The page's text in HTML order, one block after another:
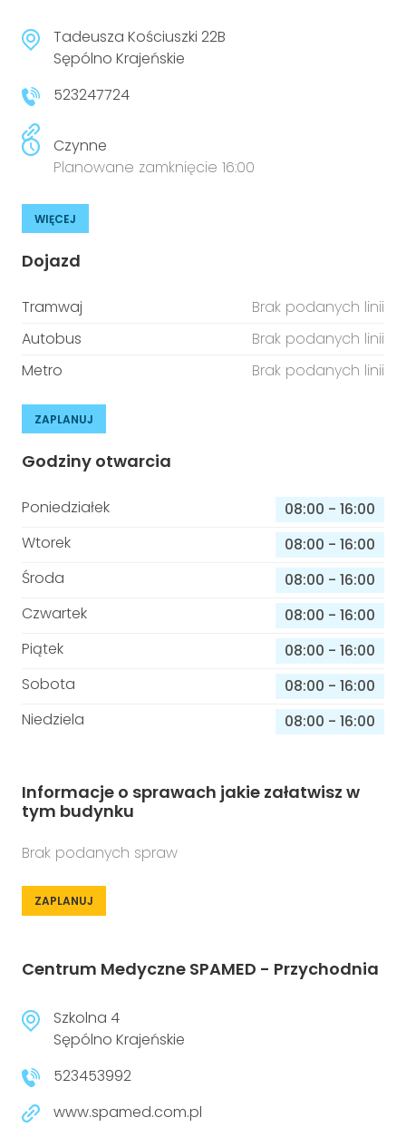
Tadeusza Kościuszki 22B
Sępólno Krajeńskie
523247724
Czynne
Planowane zamknięcie 16:00
WIĘCEJ
Dojazd
Tramwaj
Brak podanych linii
Autobus
Brak podanych linii
Metro
Brak podanych linii
ZAPLANUJ
Godziny otwarcia
Poniedziałek 08:00 - 16:00
Wtorek
08:00 - 16:00
Środa
08:00 - 16:00
Czwartek
08:00 - 16:00
Piątek
08:00 - 16:00
Sobota
08:00 - 16:00
Niedziela
08:00 - 16:00
Informacje o sprawach jakie załatwisz w
tym budynku
Brak podanych spraw
ZAPLANUJ
Centrum Medyczne SPAMED - Przychodnia
Szkolna 4
Sępólno Krajeńskie
523453992
www.spamed.com.pl